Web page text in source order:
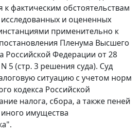
к фактическим обстоятельствам
и оцененных
применительно к
постановления Пленума Высшего
Российской Федерации от 28
5 (стр. 3 решения суда). Суд
ситуацию с учетом норм
кодекса Российской
налога, сбора, а также пеней
имущества